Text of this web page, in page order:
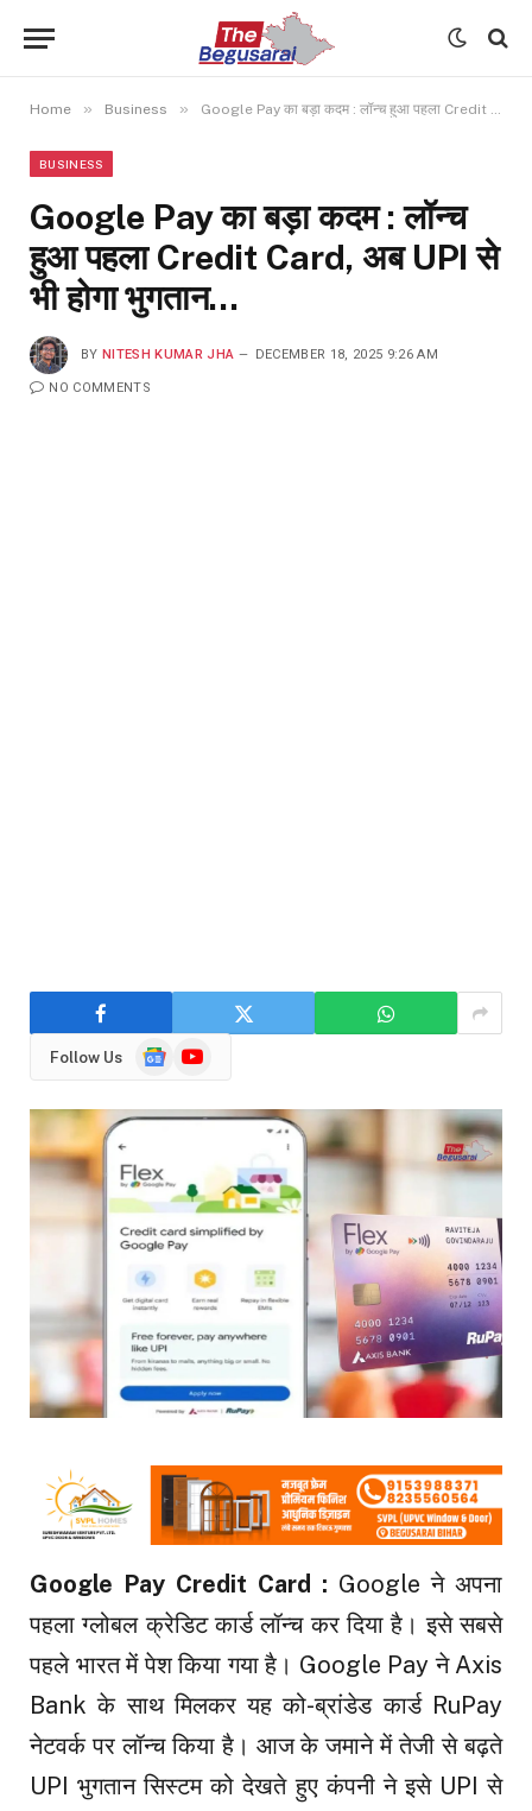
Home » Business » Google Pay का बड़ा कदम : लॉन्च हुआ पहला Credit Card, अब UPI से भी होगा भुगतान…
BUSINESS
Google Pay का बड़ा कदम : लॉन्च
हुआ पहला Credit Card, अब UPI से
भी होगा भुगतान…
BY NITESH KUMAR JHA DECEMBER 18, 2025 9:26 AM
NO COMMENTS
Follow Us
GoogleYouTube
Google Pay Credit Card : Google ने अपना
पहला ग्लोबल क्रेडिट कार्ड लॉन्च कर दिया है। इसे सबसे
पहले भारत में पेश किया गया है। Google Pay ने Axis
Bank के साथ मिलकर यह को-ब्रांडेड कार्ड RuPay
नेटवर्क पर लॉन्च किया है। आज के जमाने में तेजी से बढ़ते
UPI भुगतान सिस्टम को देखते हुए कंपनी ने इसे UPI से